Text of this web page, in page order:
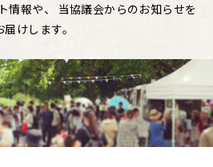
情報や、
当協議会からのお知らせを
届けします。